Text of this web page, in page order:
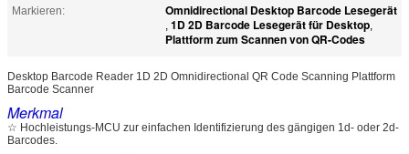
Markieren:
Omnidirectional Desktop Barcode Lesegerät
, 1D 2D Barcode Lesegerät für Desktop,
Plattform zum Scannen von QR-Codes
Desktop Barcode Reader 1D 2D Omnidirectional QR Code Scanning Plattform
Barcode Scanner
Merkmal
☆ Hochleistungs-MCU zur einfachen Identifizierung des gängigen 1d- oder 2d-
Barcodes.